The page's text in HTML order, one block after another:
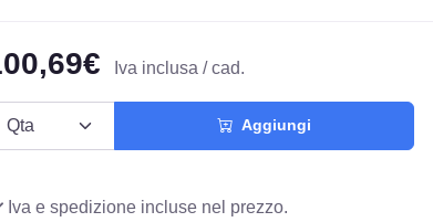
Iva inclusa / cad.
Aggiungi
Iva e spedizione incluse nel prezzo.